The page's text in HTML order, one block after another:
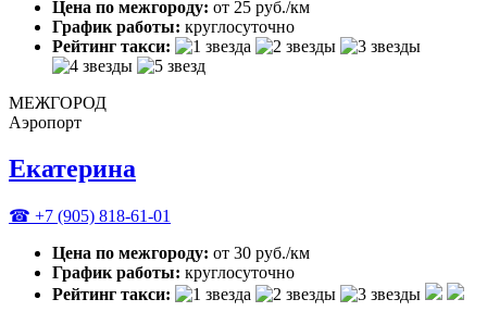
Цена по межгороду: от 25 руб./км
График работы: круглосуточно
Рейтинг такси:
МЕЖГОРОД
Аэропорт
Екатерина
☎ +7 (905) 818-61-01
Цена по межгороду: от 30 руб./км
График работы: круглосуточно
Рейтинг такси: